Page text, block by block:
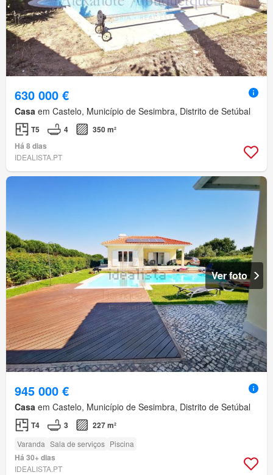
630 000 €
Casa em Castelo, Município de Sesimbra, Distrito de Setúbal
T5 4
350 m²
Há 8 dias
IDEALISTA.PT
Ver foto
945 000 €
Casa em Castelo, Município de Sesimbra, Distrito de Setúbal
T4 3 227 m²
Varanda Sala de serviços Piscina
Há 30+ dias
IDEALISTA.PT